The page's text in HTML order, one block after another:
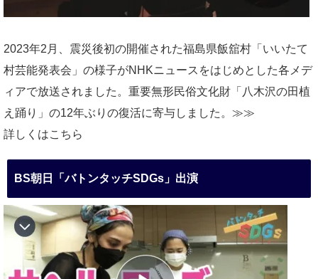
2023年2月、震災後初の開催された福島県飯舘村「いいたて
村芸能発表会」の様子がNHKニュースをはじめとした各メデ
ィアで放送されました。重要無形民俗文化財「八木沢の田植
え踊り」の12年ぶりの復活に寄与しました。≫≫
詳しくはこちら
BS朝日「バトンタッチSDGs」出演